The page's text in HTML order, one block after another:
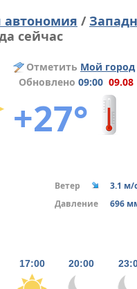
автономия /
сейчас
Отметить Мой город
Обновлено 09:00 09.08
+27°
Ветер
3.1 м/
Давление 696
17:00 20:00